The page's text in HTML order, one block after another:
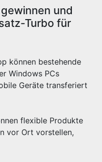
und
Turbo für
können bestehende
Windows PCs
Geräte transferiert
flexible Produkte
vor Ort vorstellen,